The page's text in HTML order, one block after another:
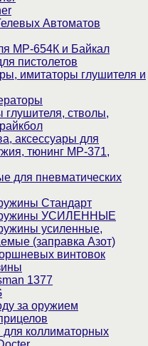
Автоматов
МР-654К и Байкал
пистолетов
имитаторы глушителя и
глушителя, стволы,
аксессуары для
тюнинг МР-371,
для пневматических
Стандарт
УСИЛЕННЫЕ
усиленные,
(заправка Азот)
винтовок
1377
за оружием
для коллиматорных